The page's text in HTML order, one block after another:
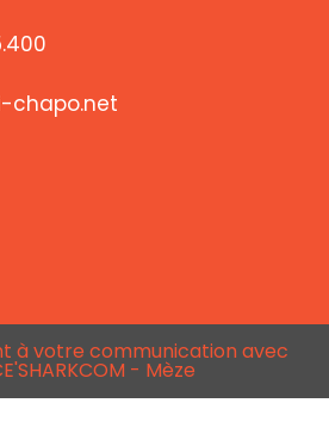
chapo.net
à votre communication avec
- Mèze